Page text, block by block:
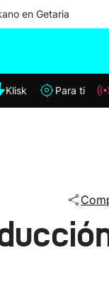
en Getaria
Klisk Para ti